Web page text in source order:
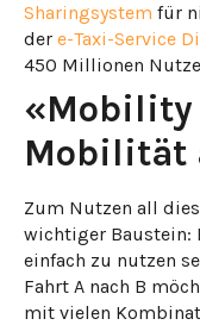
Sharingsystem für
der e-Taxi-Service
450 Millionen
«Mobility
Mobilität
Zum Nutzen all
wichtiger Baustein:
einfach zu nutzen
Fahrt A nach B
mit vielen